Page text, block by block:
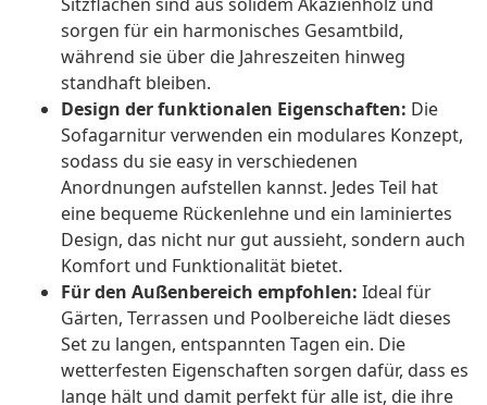
sorgen für ein harmonisches Gesamtbild,
während sie über die Jahreszeiten hinweg
standhaft bleiben.
Design der funktionalen Eigenschaften: Die
Sofagarnitur verwenden ein modulares Konzept,
sodass du sie easy in verschiedenen
Anordnungen aufstellen kannst. Jedes Teil hat
eine bequeme Rückenlehne und ein laminiertes
Design, das nicht nur gut aussieht, sondern auch
Komfort und Funktionalität bietet.
Für den Außenbereich empfohlen: Ideal für
Gärten, Terrassen und Poolbereiche lädt dieses
Set zu langen, entspannten Tagen ein. Die
wetterfesten Eigenschaften sorgen dafür, dass es
lange hält und damit perfekt für alle ist, die ihre